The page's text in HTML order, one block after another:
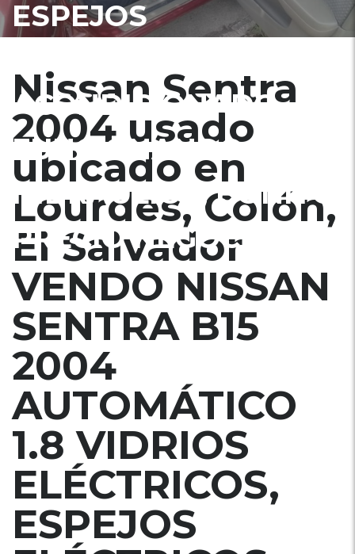
ESPEJOS
ACONDICIONADO
FUNCIONANDO,
HIDRAULICO, BONITO.
PRECIO NEGOCIABLE
Nissan Sentra
2004 usado
ubicado en
Lourdes, Colón,
El Salvador
VENDO NISSAN
SENTRA B15
2004
AUTOMÁTICO
1.8 VIDRIOS
ELÉCTRICOS,
ESPEJOS